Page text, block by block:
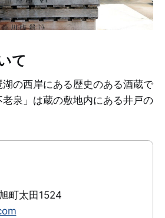
て
の西岸にある歴史のある酒蔵で
泉」は蔵の敷地内にある井戸の
町太田1524